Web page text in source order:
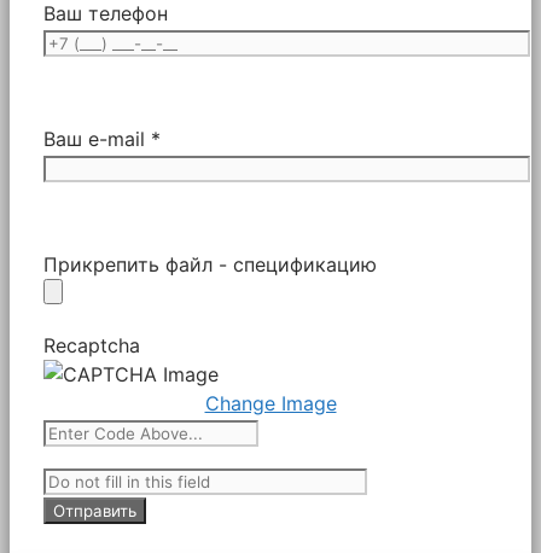
Ваш телефон
Ваш e-mail *
Прикрепить файл - спецификацию
Recaptcha
Change Image